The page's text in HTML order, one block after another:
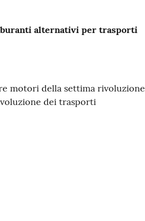
alternativi per trasporti
motori della settima rivoluzione
dei trasporti